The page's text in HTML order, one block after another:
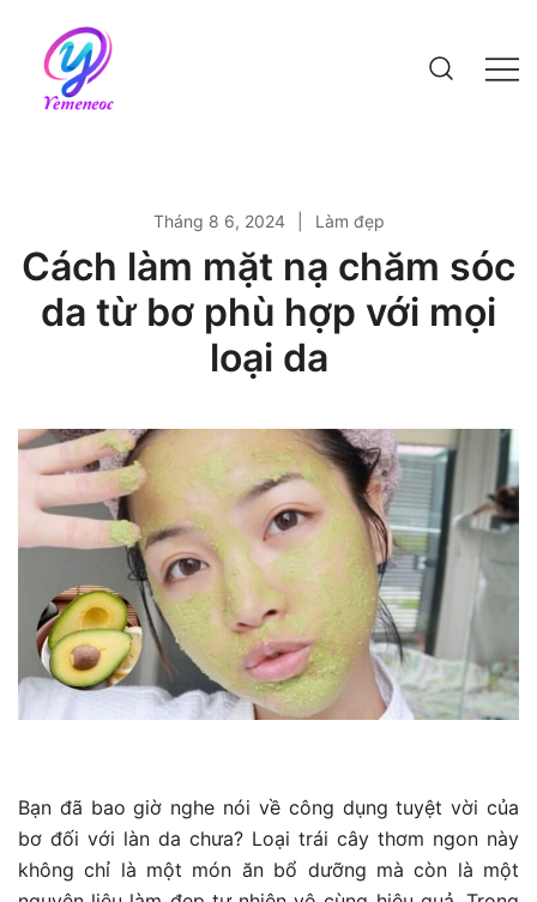
content
Tháng 8 6, 2024 Làm đẹp
Cách làm mặt nạ chăm sóc
da từ bơ phù hợp với mọi
loại da
Bạn đã bao giờ nghe nói về công dụng tuyệt vời của
bơ đối với làn da chưa? Loại trái cây thơm ngon này
không chỉ là một món ăn bổ dưỡng mà còn là một